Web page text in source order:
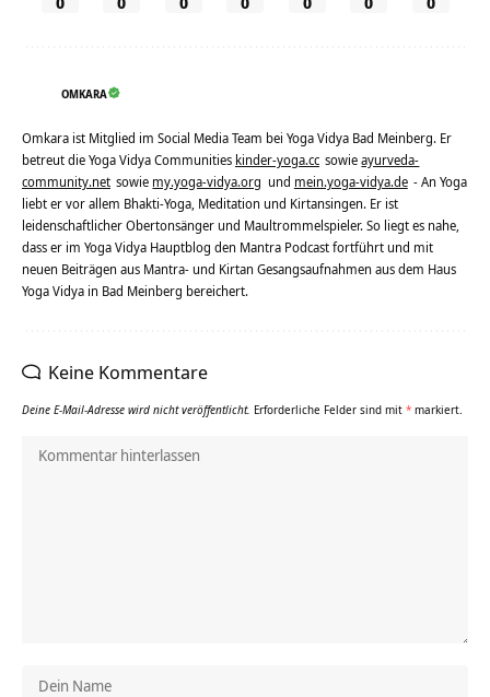
OMKARA
Omkara ist Mitglied im Social Media Team bei Yoga Vidya Bad Meinberg. Er
betreut die Yoga Vidya Communities kinder-yoga.cc sowieayurveda-
community.net sowie my.yoga-vidya.org und mein.yoga-vidya.de - An Yoga
liebt er vor allem Bhakti-Yoga, Meditation und Kirtansingen. Er ist
leidenschaftlicher Obertonsänger und Maultrommelspieler. So liegt es nahe,
dass er im Yoga Vidya Hauptblog den Mantra Podcast fortführt und mit
neuen Beiträgen aus Mantra- und Kirtan Gesangsaufnahmen aus dem Haus
Yoga Vidya in Bad Meinberg bereichert.
Keine Kommentare
Deine E-Mail-Adresse wird nicht veröffentlicht. Erforderliche Felder sind mit * markiert.